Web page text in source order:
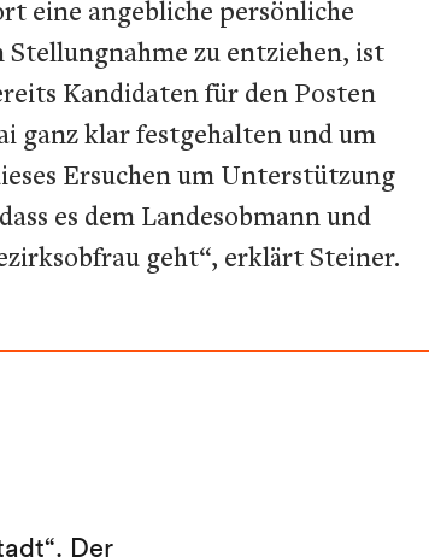
eine angebliche persönliche
zu entziehen, ist
Kandidaten für den Posten
ganz klar festgehalten und um
Ersuchen um Unterstützung
es dem Landesobmann und
geht“, erklärt Steiner.
Der